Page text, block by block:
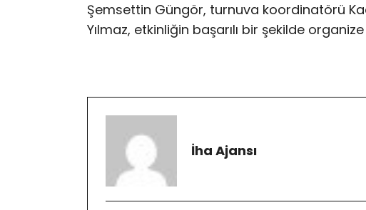
Şemsettin Güngör, turnuva koordinatörü
Yılmaz, etkinliğin başarılı bir şekilde
İha Ajansı